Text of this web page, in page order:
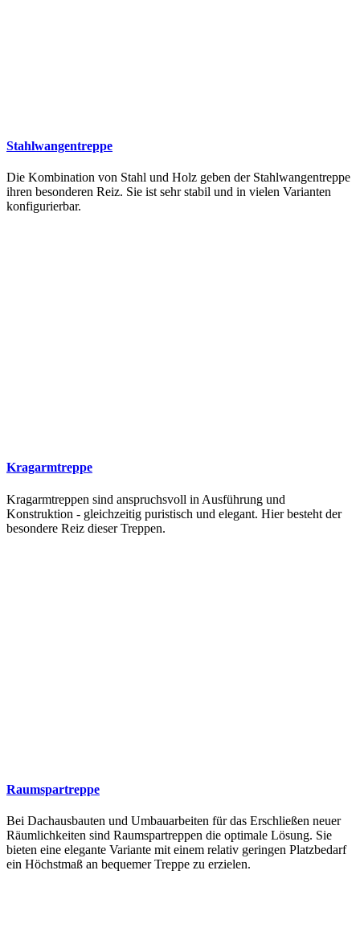
Stahlwangentreppe
Die Kombination von Stahl und Holz geben der Stahlwangentreppe
ihren besonderen Reiz. Sie ist sehr stabil und in vielen Varianten
konfigurierbar.
Kragarmtreppe
Kragarmtreppen sind anspruchsvoll in Ausführung und
Konstruktion - gleichzeitig puristisch und elegant. Hier besteht der
besondere Reiz dieser Treppen.
Raumspartreppe
Bei Dachausbauten und Umbauarbeiten für das Erschließen neuer
Räumlichkeiten sind Raumspartreppen die optimale Lösung. Sie
bieten eine elegante Variante mit einem relativ geringen Platzbedarf
ein Höchstmaß an bequemer Treppe zu erzielen.